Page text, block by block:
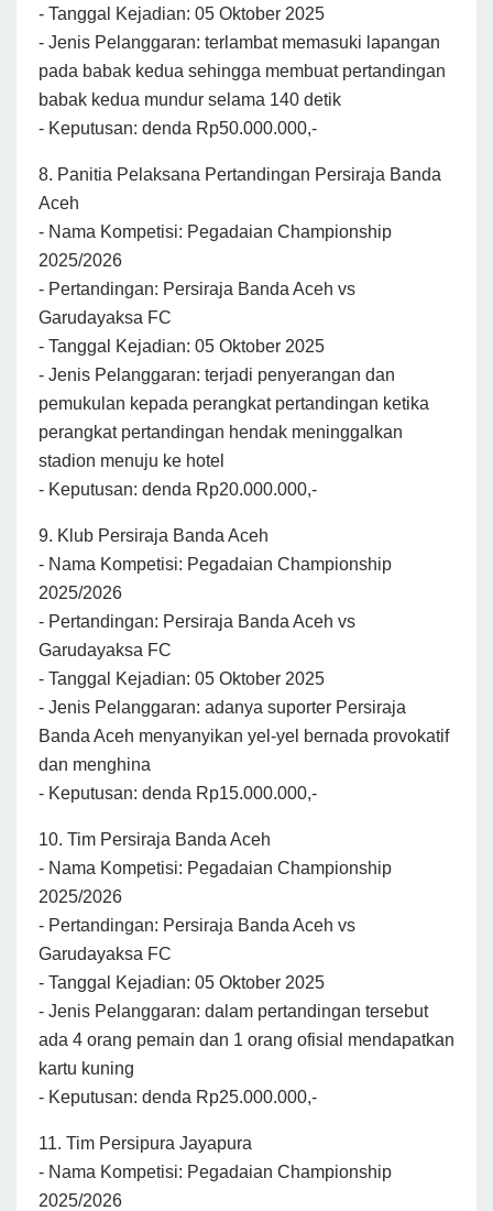
- Tanggal Kejadian: 05 Oktober 2025
- Jenis Pelanggaran: terlambat memasuki lapangan
pada babak kedua sehingga membuat pertandingan
babak kedua mundur selama 140 detik
- Keputusan: denda Rp50.000.000,-
8. Panitia Pelaksana Pertandingan Persiraja Banda
Aceh
- Nama Kompetisi: Pegadaian Championship
2025/2026
- Pertandingan: Persiraja Banda Aceh vs
Garudayaksa FC
- Tanggal Kejadian: 05 Oktober 2025
- Jenis Pelanggaran: terjadi penyerangan dan
pemukulan kepada perangkat pertandingan ketika
perangkat pertandingan hendak meninggalkan
stadion menuju ke hotel
- Keputusan: denda Rp20.000.000,-
9. Klub Persiraja Banda Aceh
- Nama Kompetisi: Pegadaian Championship
2025/2026
- Pertandingan: Persiraja Banda Aceh vs
Garudayaksa FC
- Tanggal Kejadian: 05 Oktober 2025
- Jenis Pelanggaran: adanya suporter Persiraja
Banda Aceh menyanyikan yel-yel bernada provokatif
dan menghina
- Keputusan: denda Rp15.000.000,-
10. Tim Persiraja Banda Aceh
- Nama Kompetisi: Pegadaian Championship
2025/2026
- Pertandingan: Persiraja Banda Aceh vs
Garudayaksa FC
- Tanggal Kejadian: 05 Oktober 2025
- Jenis Pelanggaran: dalam pertandingan tersebut
ada 4 orang pemain dan 1 orang ofisial mendapatkan
kartu kuning
- Keputusan: denda Rp25.000.000,-
11. Tim Persipura Jayapura
- Nama Kompetisi: Pegadaian Championship
2025/2026